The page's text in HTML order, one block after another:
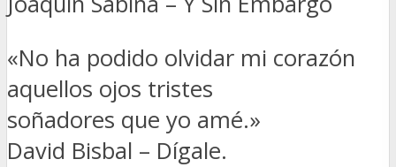
«No ha podido olvidar mi corazón
aquellos ojos tristes
soñadores que yo amé.»
David Bisbal – Dígale.